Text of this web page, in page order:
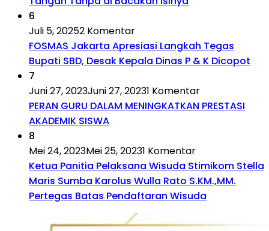
6
Juli 5, 20252 Komentar
FOSMAS Jakarta Apresiasi Langkah Tegas
Bupati SBD, Desak Kepala Dinas P & K Dicopot
7
Juni 27, 2023Juni 27, 20231 Komentar
PERAN GURU DALAM MENINGKATKAN PRESTASI
AKADEMIK SISWA
8
Mei 24, 2023Mei 25, 20231 Komentar
Ketua Panitia Pelaksana Wisuda Stimikom Stella
Maris Sumba Karolus Wulla Rato S.KM.,MM.
Pertegas Batas Pendaftaran Wisuda